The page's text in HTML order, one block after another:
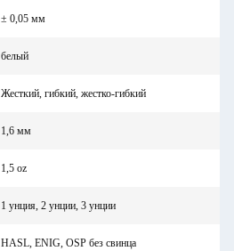
± 0,05 мм
белый
Жесткий, гибкий, жестко-гибкий
1,6 мм
1,5 oz
1 унция, 2 унции, 3 унции
HASL, ENIG, OSP без свинца